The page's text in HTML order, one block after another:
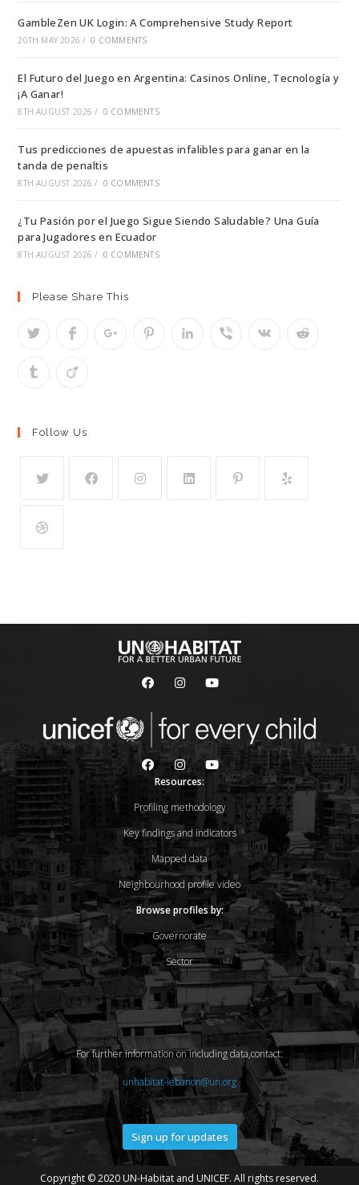
GambleZen UK Login: A Comprehensive Study Report
20TH MAY 2026 / 0 COMMENTS
El Futuro del Juego en Argentina: Casinos Online, Tecnología y
¡A Ganar!
8TH AUGUST 2026 / 0 COMMENTS
Tus predicciones de apuestas infalibles para ganar en la
tanda de penaltis
8TH AUGUST 2026 / 0 COMMENTS
¿Tu Pasión por el Juego Sigue Siendo Saludable? Una Guía
para Jugadores en Ecuador
8TH AUGUST 2026 / 0 COMMENTS
Please Share This
Follow Us
Resources:
Profiling methodology
Key findings and indicators
Mapped data
Neighbourhood profile video
Browse profiles by:
Governorate
Sector
For further information on including data,contact:
unhabitat-lebanon@un.org
Sign up for updates
Copyright © 2020 UN-Habitat and UNICEF. All rights reserved.